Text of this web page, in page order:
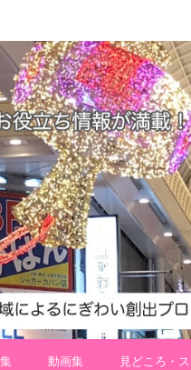
動画集 見どころ・